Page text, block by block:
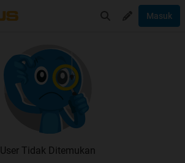
Masuk
User Tidak Ditemukan